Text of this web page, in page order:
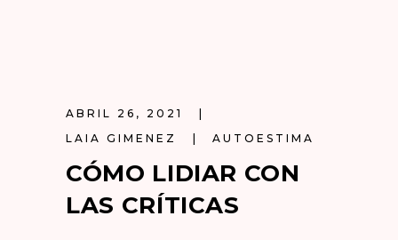
ABRIL 26, 2021
LAIA GIMENEZ
AUTOESTIMA
CÓMO LIDIAR CON
LAS CRÍTICAS